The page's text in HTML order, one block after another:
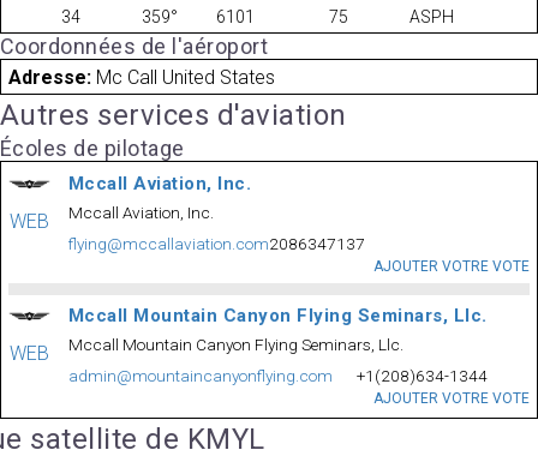
34
359° 6101 75 ASPH
Coordonnées de l'aéroport
Adresse: Mc Call United States
Autres services d'aviation
Écoles de pilotage
WEB
Mccall Aviation, Inc.
Mccall Aviation, Inc.
flying@mccallaviation.com2086347137
AJOUTER VOTRE VOTE
WEB
Mccall Mountain Canyon Flying Seminars, Llc.
Mccall Mountain Canyon Flying Seminars, Llc.
admin@mountaincanyonflying.com
+1(208)634-1344
AJOUTER VOTRE VOTE
satellite de KMYL